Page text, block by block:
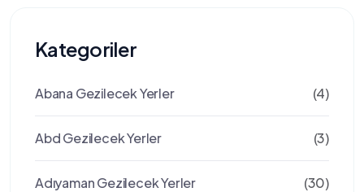
Kategoriler
Abana Gezilecek Yerler (4)
Abd Gezilecek Yerler (3)
Adıyaman Gezilecek Yerler (30)